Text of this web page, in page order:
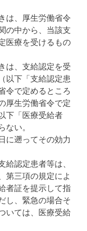
は、厚生労働省令
の中から、当該支
医療を受けるもの
は、支給認定を受
以下「支給認定患
令で定めるところ
厚生労働省令で定
下「医療受給者
ない。
に遡ってその効力
認定患者等は、
第三項の規定によ
者証を提示して指
し、緊急の場合そ
いては、医療受給